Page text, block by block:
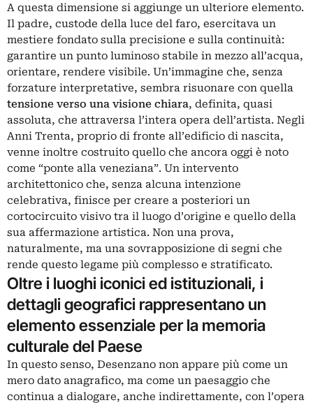
A questa dimensione si aggiunge un ulteriore elemento.
Il padre, custode della luce del faro, esercitava un
mestiere fondato sulla precisione e sulla continuità:
garantire un punto luminoso stabile in mezzo all’acqua,
orientare, rendere visibile. Un’immagine che, senza
forzature interpretative, sembra risuonare con quella
tensione verso una visione chiara, definita, quasi
assoluta, che attraversa l’intera opera dell’artista. Negli
Anni Trenta, proprio di fronte all’edificio di nascita,
venne inoltre costruito quello che ancora oggi è noto
come “ponte alla veneziana”. Un intervento
architettonico che, senza alcuna intenzione
celebrativa, finisce per creare a posteriori un
cortocircuito visivo tra il luogo d’origine e quello della
sua affermazione artistica. Non una prova,
naturalmente, ma una sovrapposizione di segni che
rende questo legame più complesso e stratificato.
Oltre i luoghi iconici ed istituzionali, i
dettagli geografici rappresentano un
elemento essenziale per la memoria
culturale del Paese
In questo senso, Desenzano non appare più come un
mero dato anagrafico, ma come un paesaggio che
continua a dialogare, anche indirettamente, con l’opera